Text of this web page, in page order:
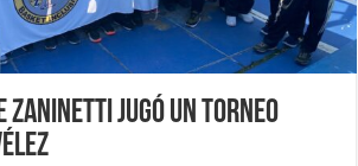
Zaninetti jugó un torneo